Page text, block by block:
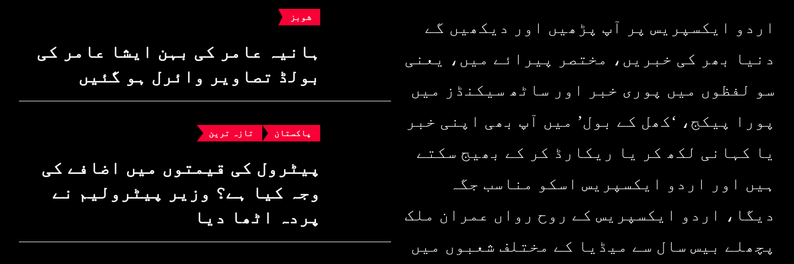
اردو ایکسپریس پر آپ پڑھیں اور دیکھیں گے
دنیا بھر کی خبریں، مختصر پیرائے میں، یعنی
سو لفظوں میں پوری خبر اور ساٹھ سیکنڈز میں
پورا پیکج، ‘کھل کے بول’ میں آپ بھی اپنی خبر
یا کہانی لکھ کر یا ریکارڈ کر کے بھیج سکتے
ہیں اور اردو ایکسپریس اسکو مناسب جگہ
دیگا، اردو ایکسپریس کے روح رواں عمران ملک
پچھلے بیس سال سے میڈیا کے مختلف شعبوں میں
شوبز
ہانیہ عامر کی بہن ایشا عامر کی
بولڈ تصاویر وائرل ہو گئیں
پاکستان تازہ ترین
پیٹرول کی قیمتوں میں اضافے کی
وجہ کیا ہے؟ وزیرِ پیٹرولیم نے
پردہ اٹھا دیا